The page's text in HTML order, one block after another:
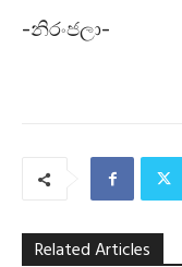
-නිරංජලා-
Related Articles